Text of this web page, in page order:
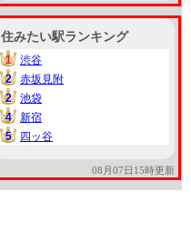
住みたい駅ランキング
1
1
渋谷
2
2
赤坂見附
2
2
池袋
4
4
新宿
5
5 四ッ谷
08月07日15時更新